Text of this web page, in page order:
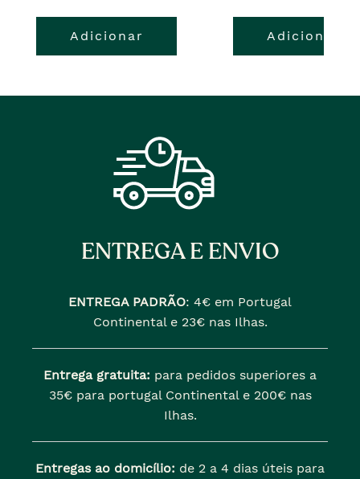
pre�o
atual
o
pre�o
era
Adicionar Adicionar
ENTREGA E ENVIO
ENTREGA PADRÃO: 4€ em Portugal
Continental e 23€ nas Ilhas.
Entrega gratuita: para pedidos superiores a
35€ para portugal Continental e 200€ nas
Ilhas.
Entregas ao domicílio: de 2 a 4 dias úteis para